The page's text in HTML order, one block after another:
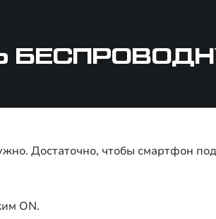
Достаточно, чтобы смартфон
ON.